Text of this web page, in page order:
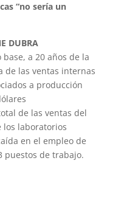
“no sería un
DUBRA
base, a 20 años de la
de las ventas internas
a producción
de las ventas del
los laboratorios
en el empleo de
puestos de trabajo.